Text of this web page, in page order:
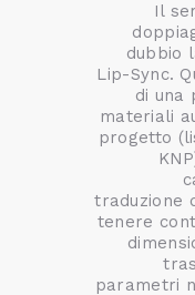
Il
dubbio
Lip-Sync.
di una
materiali
progetto
traduzione
tenere
parametri